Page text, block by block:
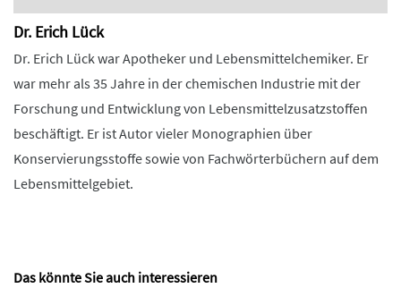
Dr. Erich Lück
Dr. Erich Lück war Apotheker und Lebensmittelchemiker. Er
war mehr als 35 Jahre in der chemischen Industrie mit der
Forschung und Entwicklung von Lebensmittelzusatzstoffen
beschäftigt. Er ist Autor vieler Monographien über
Konservierungsstoffe sowie von Fachwörterbüchern auf dem
Lebensmittelgebiet.
Das könnte Sie auch interessieren